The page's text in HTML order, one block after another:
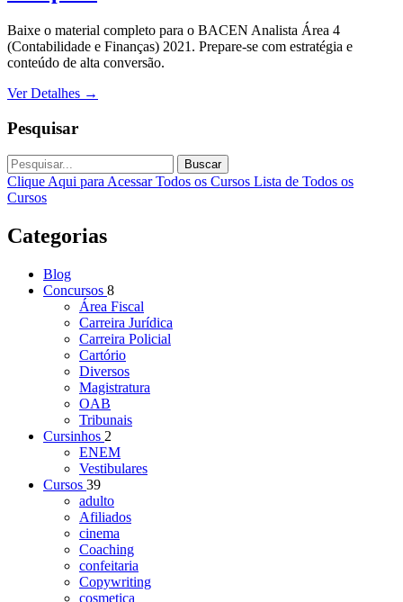
Baixe o material completo para o BACEN Analista Área 4
(Contabilidade e Finanças) 2021. Prepare-se com estratégia e
conteúdo de alta conversão.
Ver Detalhes →
Pesquisar
Buscar
Clique Aqui para Acessar Todos os Cursos Lista de Todos os
Cursos
Categorias
Blog
Concursos 8
Área Fiscal
Carreira Jurídica
Carreira Policial
Cartório
Diversos
Magistratura
OAB
Tribunais
Cursinhos 2
ENEM
Vestibulares
Cursos 39
adulto
Afiliados
cinema
Coaching
confeitaria
Copywriting
cosmetica